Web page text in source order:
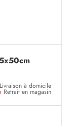
Livraison à domicile
Retrait en magasin